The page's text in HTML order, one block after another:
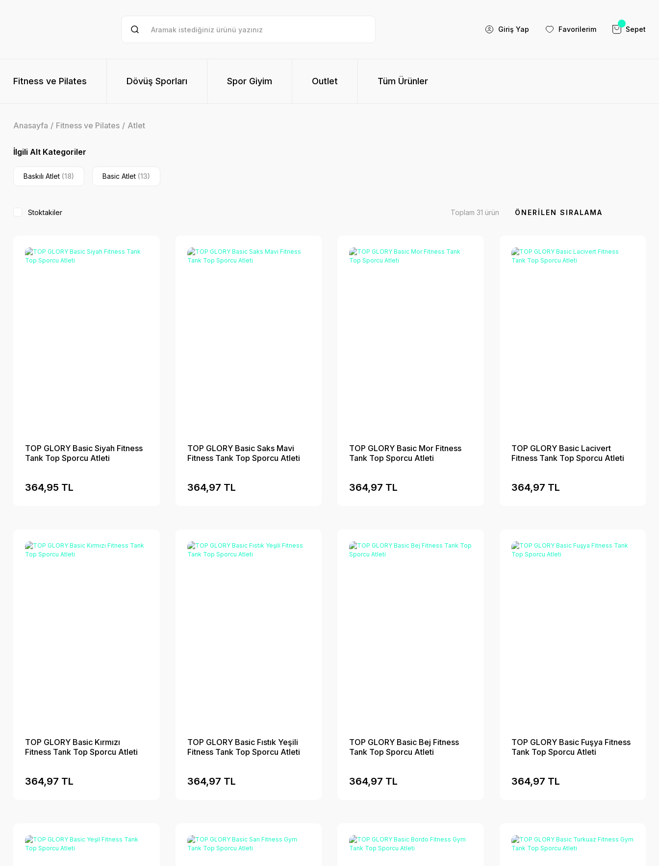
Giriş Yap Favorilerim Sepet
Fitness ve Pilates Dövüş Sporları Spor Giyim Outlet Tüm Ürünler
Anasayfa Fitness ve Pilates Atlet
İlgili Alt Kategoriler
Baskılı Atlet (18) Basic Atlet (13)
Stoktakiler Toplam 31 ürün
TOP GLORY Basic Siyah Fitness
Tank Top Sporcu Atleti
364,95 TL
TOP GLORY Basic Saks Mavi
Fitness Tank Top Sporcu Atleti
364,97 TL
TOP GLORY Basic Mor Fitness
Tank Top Sporcu Atleti
364,97 TL
TOP GLORY Basic Lacivert
Fitness Tank Top Sporcu Atleti
364,97 TL
TOP GLORY Basic Kırmızı
Fitness Tank Top Sporcu Atleti
364,97 TL
TOP GLORY Basic Fıstık Yeşili
Fitness Tank Top Sporcu Atleti
364,97 TL
TOP GLORY Basic Bej Fitness
Tank Top Sporcu Atleti
364,97 TL
TOP GLORY Basic Fuşya Fitness
Tank Top Sporcu Atleti
364,97 TL